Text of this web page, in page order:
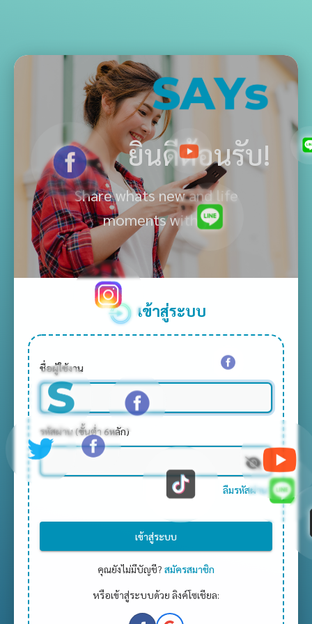
ยินดีต้อนรับ!
Share whats new and life
moments with your
เข้าสู่ระบบ
ชื่อผู้ใช้งาน
รหัสผ่าน (ขั้นต่ำ 6หลัก)
ลืมรหัสผ่าน?
เข้าสู่ระบบ
คุณยังไม่มีบัญชี? สมัครสมาชิก
หรือเข้าสู่ระบบด้วย ลิงค์โซเชียล: